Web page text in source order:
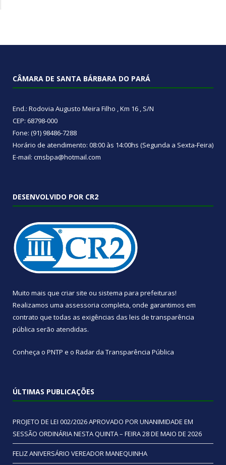
CÂMARA DE SANTA BÁRBARA DO PARÁ
End.: Rodovia Augusto Meira Filho , Km 16 , S/N
CEP: 68798-000
Fone: (91) 98486-7288
Horário de atendimento: 08:00 às 14:00hs (Segunda a Sexta-Feira)
E-mail: cmsbpa@hotmail.com
DESENVOLVIDO POR CR2
Muito mais que criar site ou sistema para prefeituras!
Realizamos uma assessoria completa, onde garantimos em
contrato que todas as exigências das leis de transparência
pública serão atendidas.
Conheça o PNTP e o Radar da Transparência Pública
ÚLTIMAS PUBLICAÇÕES
PROJETO DE LEI 002/2026 APROVADO POR UNANIMIDADE EM
SESSÃO ORDINÁRIA NESTA QUINTA – FEIRA 28 DE MAIO DE 2026
FELIZ ANIVERSÁRIO VEREADOR MANEQUINHA